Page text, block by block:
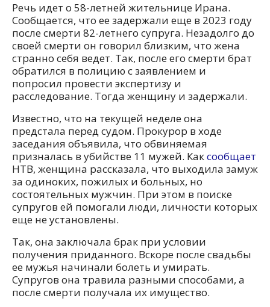
Речь идет о 58-летней жительнице Ирана.
Сообщается, что ее задержали еще в 2023 году
после смерти 82-летнего супруга. Незадолго до
своей смерти он говорил близким, что жена
странно себя ведет. Так, после его смерти брат
обратился в полицию с заявлением и
попросил провести экспертизу и
расследование. Тогда женщину и задержали.
Известно, что на текущей неделе она
предстала перед судом. Прокурор в ходе
заседания объявила, что обвиняемая
призналась в убийстве 11 мужей. Каксообщает
НТВ, женщина рассказала, что выходила замуж
за одиноких, пожилых и больных, но
состоятельных мужчин. При этом в поиске
супругов ей помогали люди, личности которых
еще не установлены.
Так, она заключала брак при условии
получения приданного. Вскоре после свадьбы
ее мужья начинали болеть и умирать.
Супругов она травила разными способами, а
после смерти получала их имущество.